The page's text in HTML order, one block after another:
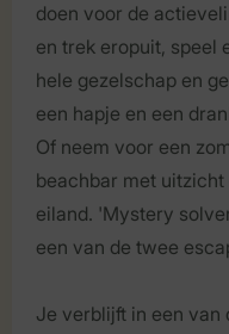
doen voor de
en trek eropuit, speel
hele gezelschap en
een hapje en een
Of neem voor een
beachbar met
eiland. 'Mystery
een van de twee
Je verblijft in een van